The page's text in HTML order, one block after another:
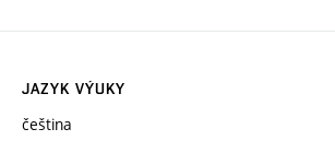
JAZYK VÝUKY
čeština